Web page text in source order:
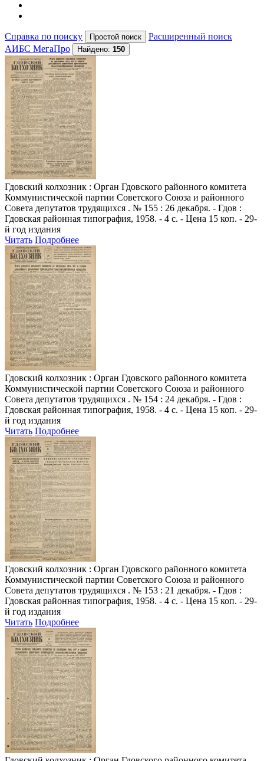
Справка по поиску
Расширенный поиск
АИБС МегаПро
Найдено: 150
Гдовский колхозник : Орган Гдовского районного комитета
Коммунистической партии Советского Союза и районного
Совета депутатов трудящихся . № 155 : 26 декабря. - Гдов :
Гдовская районная типография, 1958. - 4 с. - Цена 15 коп. - 29-
й год издания
Читать Подробнее
Гдовский колхозник : Орган Гдовского районного комитета
Коммунистической партии Советского Союза и районного
Совета депутатов трудящихся . № 154 : 24 декабря. - Гдов :
Гдовская районная типография, 1958. - 4 с. - Цена 15 коп. - 29-
й год издания
Читать Подробнее
Гдовский колхозник : Орган Гдовского районного комитета
Коммунистической партии Советского Союза и районного
Совета депутатов трудящихся . № 153 : 21 декабря. - Гдов :
Гдовская районная типография, 1958. - 4 с. - Цена 15 коп. - 29-
й год издания
Читать Подробнее